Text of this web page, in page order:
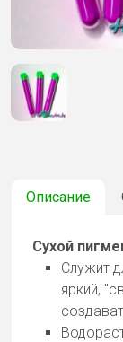
Описание
Сухой
Служит
яркий,